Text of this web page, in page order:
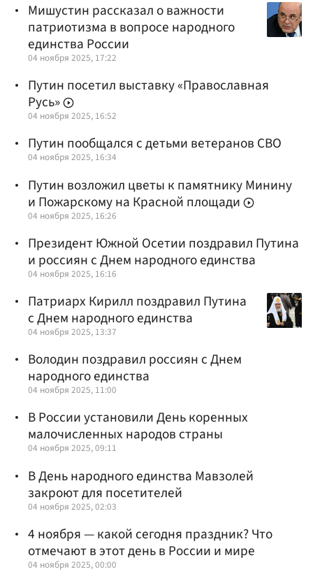
Мишустин рассказал о важности
патриотизма в вопросе народного
единства России
04 ноября 2025, 17:22
Путин посетил выставку «Православная
Русь»
04 ноября 2025, 16:52
Путин пообщался с детьми ветеранов СВО
04 ноября 2025, 16:34
Путин возложил цветы к памятнику Минину
и Пожарскому на Красной площади
04 ноября 2025, 16:26
Президент Южной Осетии поздравил Путина
и россиян с Днем народного единства
04 ноября 2025, 16:16
Патриарх Кирилл поздравил Путина
с Днем народного единства
04 ноября 2025, 13:37
Володин поздравил россиян с Днем
народного единства
04 ноября 2025, 11:00
В России установили День коренных
малочисленных народов страны
04 ноября 2025, 09:11
В День народного единства Мавзолей
закроют для посетителей
04 ноября 2025, 02:03
4 ноября — какой сегодня праздник? Что
отмечают в этот день в России и мире
04 ноября 2025, 00:00